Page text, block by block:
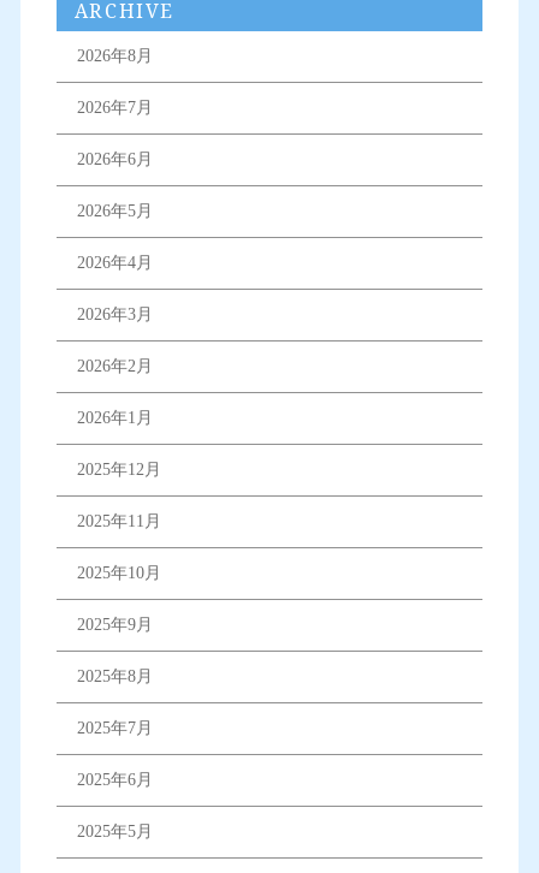
ARCHIVE
2026年8月
2026年7月
2026年6月
2026年5月
2026年4月
2026年3月
2026年2月
2026年1月
2025年12月
2025年11月
2025年10月
2025年9月
2025年8月
2025年7月
2025年6月
2025年5月